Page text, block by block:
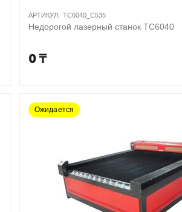
АРТИКУЛ: TC6040_C535
Недорогой лазерный станок TC6040
0₸
Ожидается